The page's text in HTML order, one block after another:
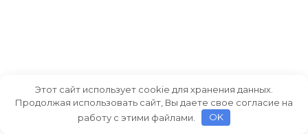
Этот сайт использует cookie для хранения данных.
Продолжая использовать сайт, Вы даете свое согласие на
работу с этими файлами.
OK